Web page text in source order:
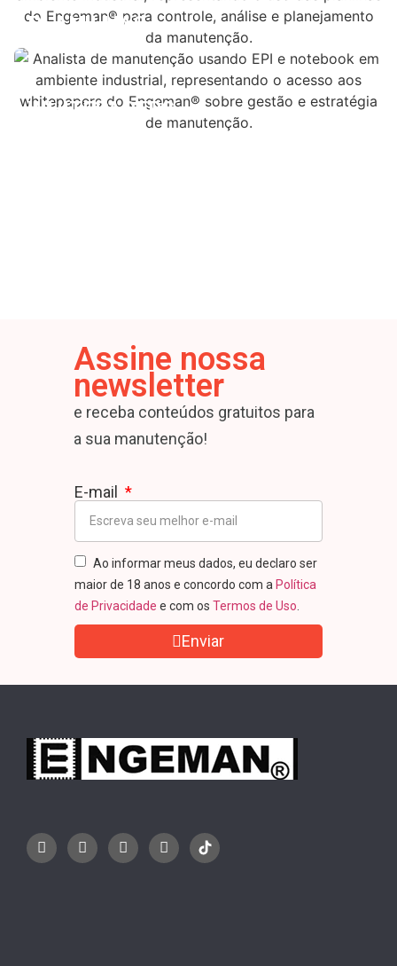
PLANILHAS
WHITEPAPERS
Assine nossa
newsletter
e receba conteúdos gratuitos para
a sua manutenção!
E-mail
Ao informar meus dados, eu declaro ser
maior de 18 anos e concordo com a Política
de Privacidade e com os Termos de Uso
Enviar